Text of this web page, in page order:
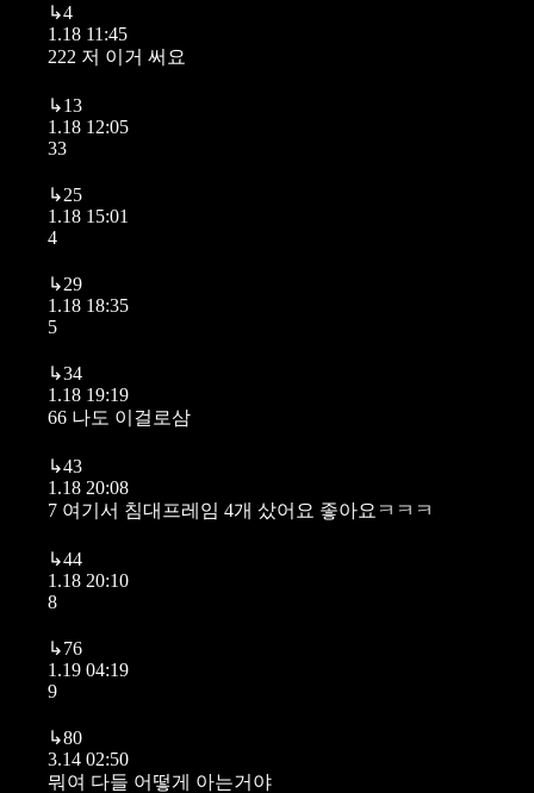
↳4
1.18 11:45
222 저 이거 써요
↳13
1.18 12:05
33
↳25
1.18 15:01
4
↳29
1.18 18:35
5
↳34
1.18 19:19
66 나도 이걸로삼
↳43
1.18 20:08
7 여기서 침대프레임 4개 샀어요 좋아요ㅋㅋㅋ
↳44
1.18 20:10
8
↳76
1.19 04:19
9
↳80
3.14 02:50
뭐여 다들 어떻게 아는거야